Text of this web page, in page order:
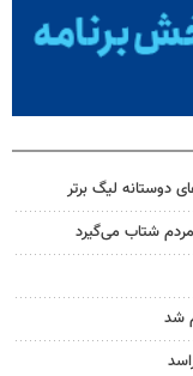
دوستانه لیگ برتر
شتاب می‌گیرد